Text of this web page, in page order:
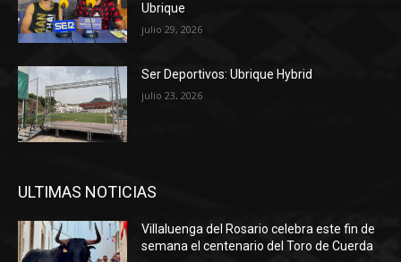
Ubrique
julio 29, 2026
Ser Deportivos: Ubrique Hybrid
julio 23, 2026
ULTIMAS NOTICIAS
Villaluenga del Rosario celebra este fin de
semana el centenario del Toro de Cuerda